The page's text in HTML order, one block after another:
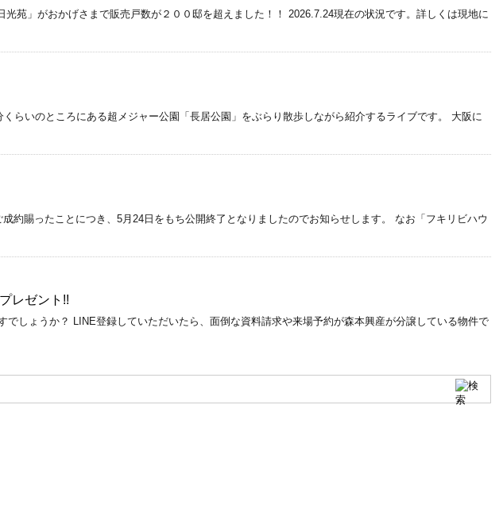
苑」がおかげさまで販売戸数が２００邸を超えました！！ 2026.7.24現在の状況です。詳しくは現地に
らいのところにある超メジャー公園「長居公園」をぶらり散歩しながら紹介するライブです。 大阪に
約賜ったことにつき、5月24日をもち公開終了となりましたのでお知らせします。 なお「フキリビハウ
レゼント!!
しょうか？ LINE登録していただいたら、面倒な資料請求や来場予約が森本興産が分譲している物件で